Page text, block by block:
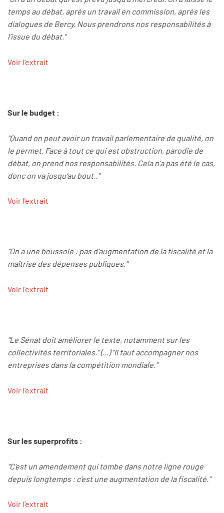
temps au débat, après un travail en commission, après les
dialogues de Bercy. Nous prendrons nos responsabilités à
l’issue du débat."
Voir l'extrait
Sur le budget :
"Quand on peut avoir un travail parlementaire de qualité, on
le permet. Face à tout ce qui est obstruction, parodie de
débat, on prend nos responsabilités. Cela n’a pas été le cas,
donc on va jusqu’au bout.."
Voir l'extrait
"On a une boussole : pas d’augmentation de la fiscalité et la
maîtrise des dépenses publiques."
Voir l'extrait
"Le Sénat doit améliorer le texte, notamment sur les
collectivités territoriales." (...) "Il faut accompagner nos
entreprises dans la compétition mondiale."
Voir l'extrait
Sur les superprofits :
"C'est un amendement qui tombe dans notre ligne rouge
depuis longtemps : c’est une augmentation de la fiscalité."
Voir l'extrait